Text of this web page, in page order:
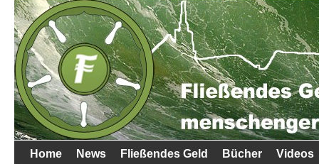
Home News Fließendes Geld Bücher Videos